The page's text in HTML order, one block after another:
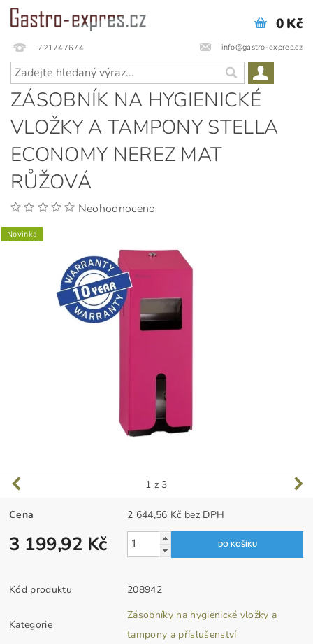
721747674 info@gastro-expres.cz
0 Kč
ZÁSOBNÍK NA HYGIENICKÉ
VLOŽKY A TAMPONY STELLA
ECONOMY NEREZ MAT
RŮŽOVÁ
Neohodnoceno
Novinka
1 z 3
Cena 2 644,56 Kč bez DPH
3 199,92 Kč
Kód produktu 208942
Kategorie
Zásobníky na hygienické vložky a
tampony a příslušenství